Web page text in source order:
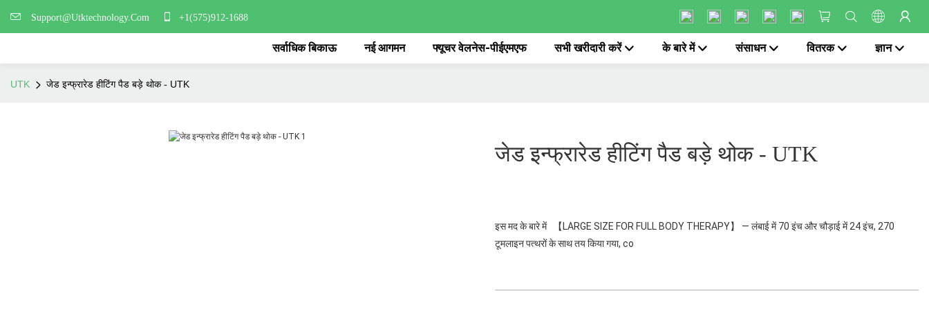
Support@Utktechnology.Com +1(575)912-1688
सर्वाधिक बिकाऊ नई आगमन फ्यूचर वेलनेस-पीईएमएफ सभी खरीदारी करें के बारे में संसाधन वितरक ज्ञान
UTK जेड इन्फ्रारेड हीटिंग पैड बड़े थोक - UTK
जेड इन्फ्रारेड हीटिंग पैड बड़े थोक - UTK
इस मद के बारे में 【LARGE SIZE FOR FULL BODY THERAPY】 — लंबाई में 70 इंच और चौड़ाई में 24 इंच, 270
टूमलाइन पत्थरों के साथ तय किया गया, co